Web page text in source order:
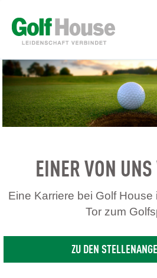
EINER VON
Eine Karriere bei Golf House
Tor zum
ZU DEN